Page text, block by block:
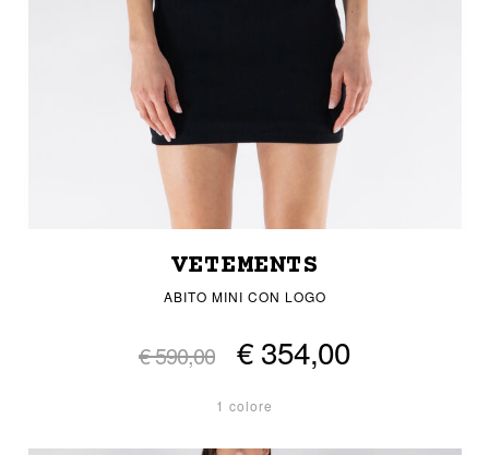
VETEMENTS
ABITO MINI CON LOGO
€ 590,00 € 354,00
1 colore